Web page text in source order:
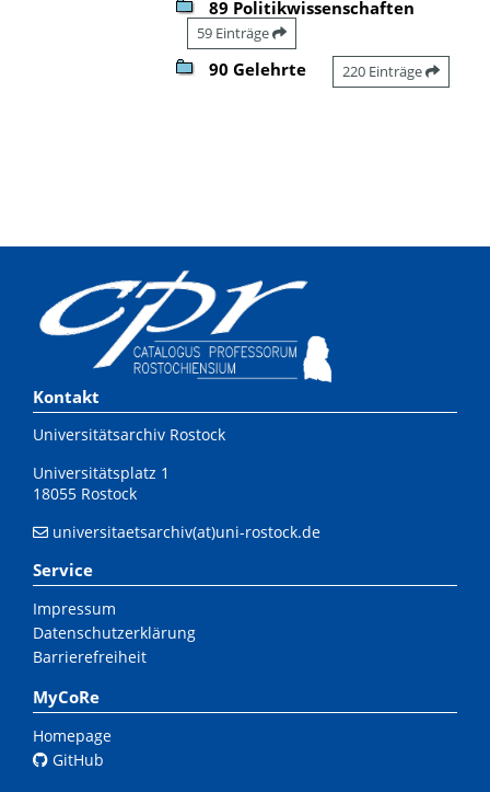
89 Politikwissenschaften
59 Einträge
90 Gelehrte 220 Einträge
Kontakt
Universitätsarchiv Rostock
Universitätsplatz 1
18055 Rostock
universitaetsarchiv(at)uni-rostock.de
Service
Impressum
Datenschutzerklärung
Barrierefreiheit
MyCoRe
Homepage
GitHub